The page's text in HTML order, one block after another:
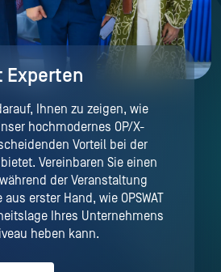
Experten
Ihnen zu zeigen, wie
hochmodernes OP/X-
Vorteil bei der
Vereinbaren Sie einen
der Veranstaltung
erster Hand, wie OPSWAT
Ihres Unternehmens
heben kann.